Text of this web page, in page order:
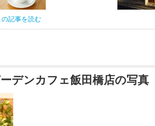
の記事を読む
デンカフェ飯田橋店の写真